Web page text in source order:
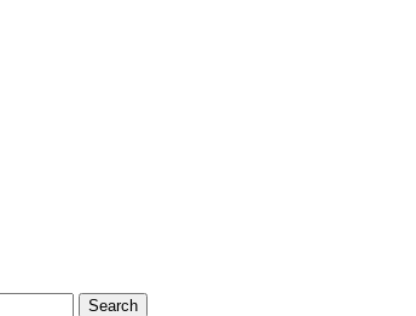
Search